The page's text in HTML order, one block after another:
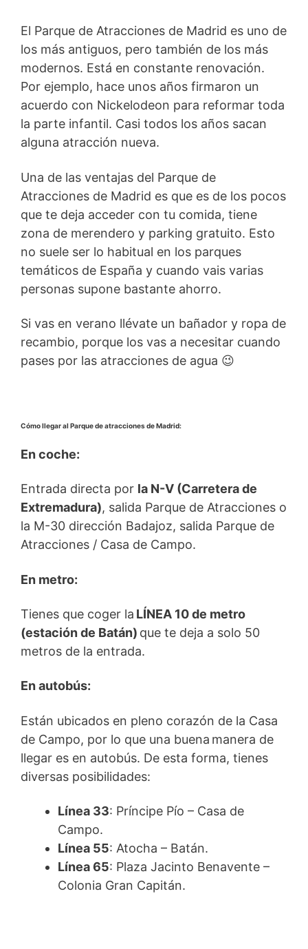
El Parque de Atracciones de Madrid es uno de
los más antiguos, pero también de los más
modernos. Está en constante renovación.
Por ejemplo, hace unos años firmaron un
acuerdo con Nickelodeon para reformar toda
la parte infantil. Casi todos los años sacan
alguna atracción nueva.
Una de las ventajas del Parque de
Atracciones de Madrid es que es de los pocos
que te deja acceder con tu comida, tiene
zona de merendero y parking gratuito. Esto
no suele ser lo habitual en los parques
temáticos de España y cuando vais varias
personas supone bastante ahorro.
Si vas en verano llévate un bañador y ropa de
recambio, porque los vas a necesitar cuando
pases por las atracciones de agua 😉
Cómo llegar al Parque de atracciones de Madrid:
En coche:
Entrada directa por la N-V (Carretera de
Extremadura), salida Parque de Atracciones o
la M-30 dirección Badajoz, salida Parque de
Atracciones / Casa de Campo.
En metro:
Tienes que coger la LÍNEA 10 de metro
(estación de Batán) que te deja a solo 50
metros de la entrada.
En autobús:
Están ubicados en pleno corazón de la Casa
de Campo, por lo que una buena manera de
llegar es en autobús. De esta forma, tienes
diversas posibilidades:
Línea 33: Príncipe Pío – Casa de
Campo.
Línea 55: Atocha – Batán.
Línea 65: Plaza Jacinto Benavente –
Colonia Gran Capitán.